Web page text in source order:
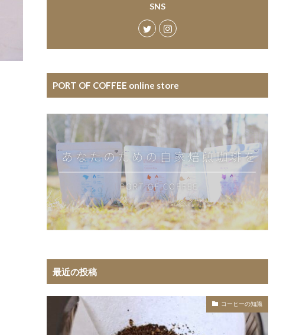
SNS
PORT OF COFFEE online store
最近の投稿
コーヒーの知識